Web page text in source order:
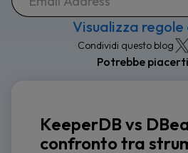
Visualizza
Condividi questo blog
Potrebbe
KeeperDB vs
confronto tra